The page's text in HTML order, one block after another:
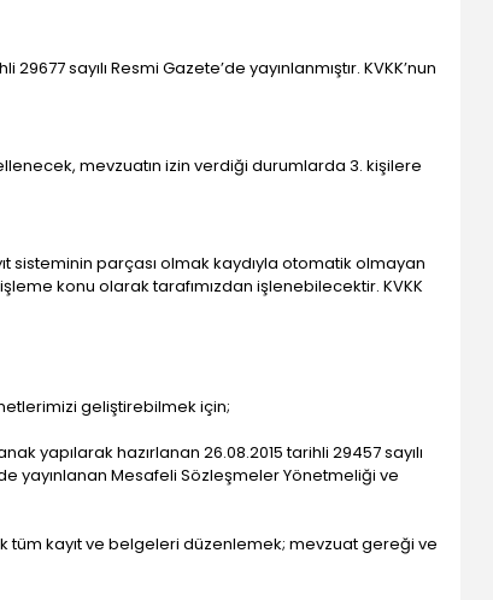
sayılı Resmi Gazete’de yayınlanmıştır. KVKK’nun
mevzuatın izin verdiği durumlarda 3. kişilere
sisteminin parçası olmak kaydıyla otomatik olmayan
konu olarak tarafımızdan işlenebilecektir. KVKK
geliştirebilmek için;
yapılarak hazırlanan 26.08.2015 tarihli 29457 sayılı
yayınlanan Mesafeli Sözleşmeler Yönetmeliği ve
tüm kayıt ve belgeleri düzenlemek; mevzuat gereği ve